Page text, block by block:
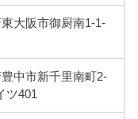
大阪市御厨南1-1-
中市新千里南町2-
ツ401